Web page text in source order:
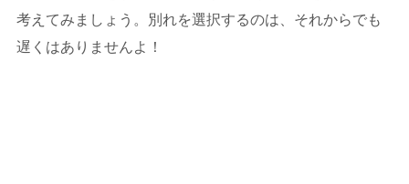
考えてみましょう。別れを選択するのは、それからでも
遅くはありませんよ！